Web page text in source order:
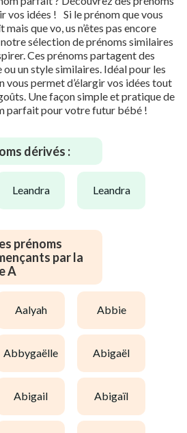
vos idées ! Si le prénom que vous
que vo, us n’êtes pas encore
sélection de prénoms similaires
Ces prénoms partagent des
un style similaires. Idéal pour les
vous permet d’élargir vos idées tout
Une façon simple et pratique de
parfait pour votre futur bébé !
dérivés :
leandra leandra
prénoms
par la
A
aalyah abbie
abbygaëlle abigaël
abigail abigaïl